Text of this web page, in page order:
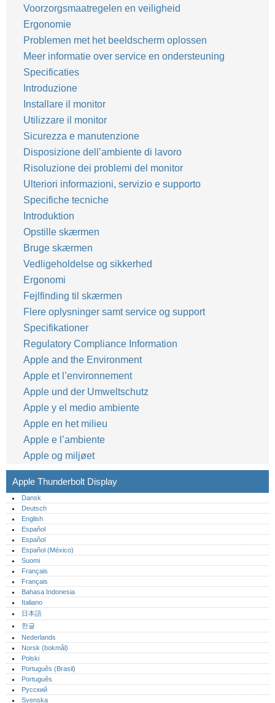
Voorzorgsmaatregelen en veiligheid
Ergonomie
Problemen met het beeldscherm oplossen
Meer informatie over service en ondersteuning
Specificaties
Introduzione
Installare il monitor
Utilizzare il monitor
Sicurezza e manutenzione
Disposizione dell’ambiente di lavoro
Risoluzione dei problemi del monitor
Ulteriori informazioni, servizio e supporto
Specifiche tecniche
Introduktion
Opstille skærmen
Bruge skærmen
Vedligeholdelse og sikkerhed
Ergonomi
Fejlfinding til skærmen
Flere oplysninger samt service og support
Specifikationer
Regulatory Compliance Information
Apple and the Environment
Apple et l’environnement
Apple und der Umweltschutz
Apple y el medio ambiente
Apple en het milieu
Apple e l’ambiente
Apple og miljøet
Apple Thunderbolt Display
Dansk
Deutsch
English
Español
Español
Español (México)‎
Suomi
Français
Français
Bahasa Indonesia
Italiano
日本語
한글
Nederlands
Norsk (bokmål)‎
Polski
Português (Brasil)
Português‎
Русский
Svenska